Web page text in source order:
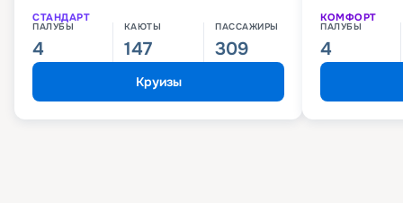
СТАНДАРТ
ПАЛУБЫ
4
КАЮТЫ
147
ПАССАЖИРЫ
309
Круизы
КОМФОРТ
ПАЛУБЫ
4